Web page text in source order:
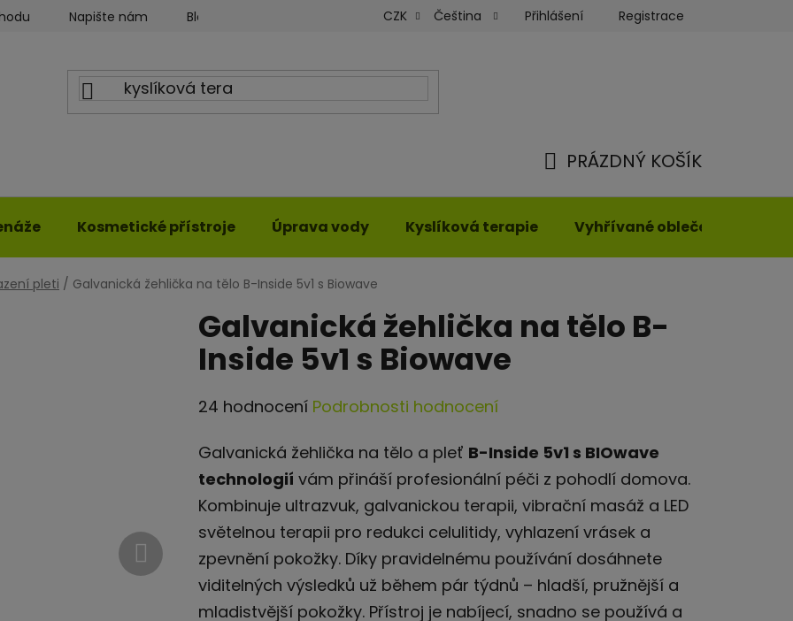
Napište nám Blog ILWY Obchodní podmínky Moje objednávka
CZK Čeština Přihlášení Registrace
KOŠÍK
PRÁZDNÝ KOŠÍK
Kosmetické přístroje Úprava vody Kyslíková terapie Vyhřívané oblečení
pleti / Galvanická žehlička na tělo B-Inside 5v1 s Biowave
Galvanická žehlička na tělo B-
Inside 5v1 s Biowave
Průměrné
produktu
je
4,5
z
5
hvězdiček.
24 hodnocení Podrobnosti hodnocení
Galvanická žehlička na tělo a pleť B-Inside 5v1 s BIOwave
technologií vám přináší profesionální péči z pohodlí domova.
Kombinuje ultrazvuk, galvanickou terapii, vibrační masáž a LED
světelnou terapii pro redukci celulitidy, vyhlazení vrásek a
zpevnění pokožky. Díky pravidelnému používání dosáhnete
viditelných výsledků už během pár týdnů – hladší, pružnější a
mladistvější pokožky. Přístroj je nabíjecí, snadno se používá a